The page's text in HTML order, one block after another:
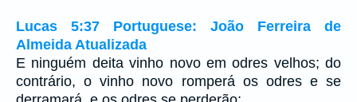
Lucas 5:37 Portuguese: João Ferreira de
Almeida Atualizada
E ninguém deita vinho novo em odres velhos; do
contrário, o vinho novo romperá os odres e se